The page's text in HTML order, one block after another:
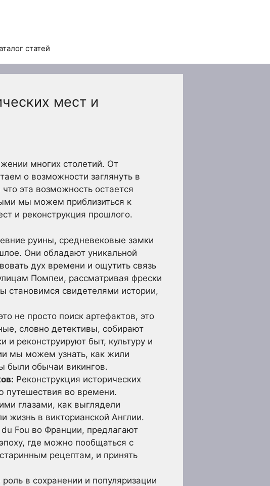
статей
мест и
многих столетий. От
о возможности заглянуть в
эта возможность остается
мы можем приблизиться к
и реконструкция прошлого.
руины, средневековые замки
Они обладают уникальной
дух времени и ощутить связь
Помпеи, рассматривая фрески
становимся свидетелями истории,
не просто поиск артефактов, это
словно детективы, собирают
и реконструируют быт, культуру и
мы можем узнать, как жили
были обычаи викингов.
Реконструкция исторических
путешествия во времени.
глазами, как выглядели
жизнь в викторианской Англии.
Fou во Франции, предлагают
где можно пообщаться с
рецептам, и принять
в сохранении и популяризации